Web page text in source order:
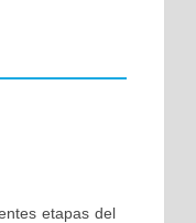
etapas del